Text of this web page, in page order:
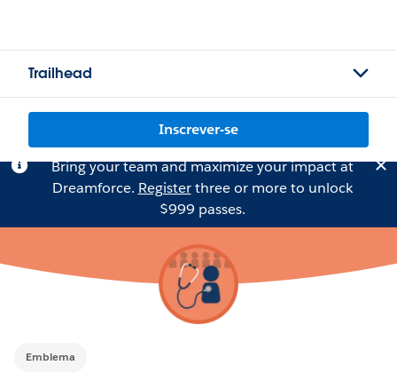
Trailhead
Inscrever-se
Bring your team and maximize your impact at
Dreamforce. Registerthree or more to unlock
$999 passes.
Emblema